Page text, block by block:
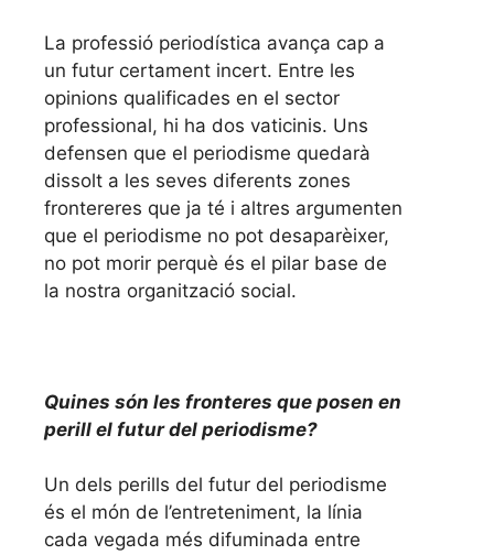
La professió periodística avança cap a
un futur certament incert. Entre les
opinions qualificades en el sector
professional, hi ha dos vaticinis. Uns
defensen que el periodisme quedarà
dissolt a les seves diferents zones
frontereres que ja té i altres argumenten
que el periodisme no pot desaparèixer,
no pot morir perquè és el pilar base de
la nostra organització social.
Quines són les fronteres que posen en
perill el futur del periodisme?
Un dels perills del futur del periodisme
és el món de l’entreteniment, la línia
cada vegada més difuminada entre